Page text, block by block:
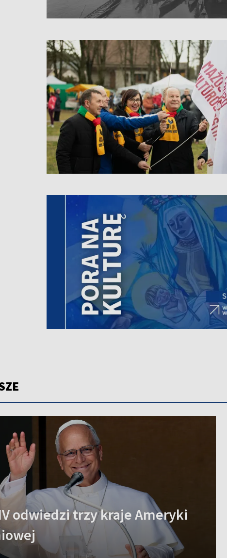
odwiedzi trzy kraje Ameryki